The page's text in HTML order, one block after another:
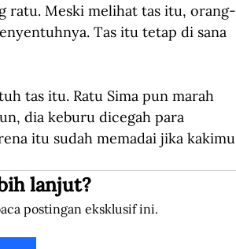
ratu. Meski melihat tas itu, orang-
Tas itu tetap di sana
tas itu. Ratu Sima pun marah
dia keburu dicegah para
itu sudah memadai jika kakimu
lanjut?
postingan eksklusif ini.